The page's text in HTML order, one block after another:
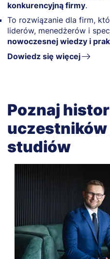
konkurencyjną firmy.
To rozwiązanie dla firm,
liderów, menedżerów i
nowoczesnej wiedzy i
Dowiedz się więcej
Poznaj
studiów